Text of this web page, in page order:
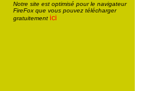
Notre site est optimisé pour le navigateur
FireFox que vous pouvez télécharger
gratuitement ici